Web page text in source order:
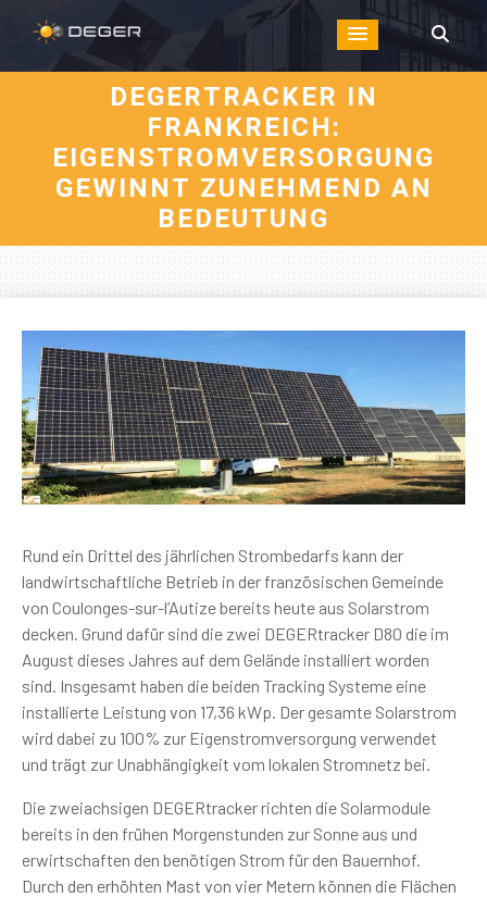
DEGERTRACKER IN
FRANKREICH:
EIGENSTROMVERSORGUNG
GEWINNT ZUNEHMEND AN
BEDEUTUNG
Rund ein Drittel des jährlichen Strombedarfs kann der
landwirtschaftliche Betrieb in der französischen Gemeinde
von Coulonges-sur-l’Autize bereits heute aus Solarstrom
decken. Grund dafür sind die zwei DEGERtracker D80 die im
August dieses Jahres auf dem Gelände installiert worden
sind. Insgesamt haben die beiden Tracking Systeme eine
installierte Leistung von 17,36 kWp. Der gesamte Solarstrom
wird dabei zu 100% zur Eigenstromversorgung verwendet
und trägt zur Unabhängigkeit vom lokalen Stromnetz bei.
Die zweiachsigen DEGERtracker richten die Solarmodule
bereits in den frühen Morgenstunden zur Sonne aus und
erwirtschaften den benötigen Strom für den Bauernhof.
Durch den erhöhten Mast von vier Metern können die Flächen